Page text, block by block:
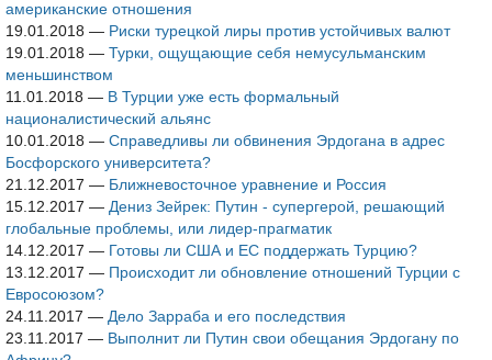
американские отношения
19.01.2018 — Риски турецкой лиры против устойчивых валют
19.01.2018 — Турки, ощущающие себя немусульманским
меньшинством
11.01.2018 — В Турции уже есть формальный
националистический альянс
10.01.2018 — Справедливы ли обвинения Эрдогана в адрес
Босфорского университета?
21.12.2017 — Ближневосточное уравнение и Россия
15.12.2017 — Дениз Зейрек: Путин - супергерой, решающий
глобальные проблемы, или лидер-прагматик
14.12.2017 — Готовы ли США и ЕС поддержать Турцию?
13.12.2017 — Происходит ли обновление отношений Турции с
Евросоюзом?
24.11.2017 — Дело Зарраба и его последствия
23.11.2017 — Выполнит ли Путин свои обещания Эрдогану по